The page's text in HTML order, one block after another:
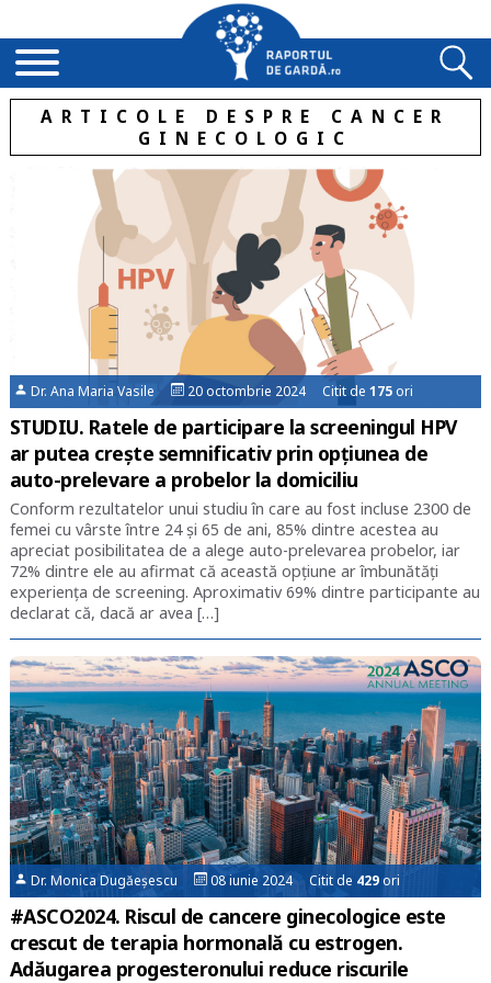
ARTICOLE DESPRE CANCER
GINECOLOGIC
Dr. Ana Maria Vasile 20 octombrie 2024 Citit de175 ori
STUDIU. Ratele de participare la screeningul HPV
ar putea crește semnificativ prin opțiunea de
auto-prelevare a probelor la domiciliu
Conform rezultatelor unui studiu în care au fost incluse 2300 de
femei cu vârste între 24 și 65 de ani, 85% dintre acestea au
apreciat posibilitatea de a alege auto-prelevarea probelor, iar
72% dintre ele au afirmat că această opțiune ar îmbunătăți
experiența de screening. Aproximativ 69% dintre participante au
declarat că, dacă ar avea […]
Dr. Monica Dugăeșescu 08 iunie 2024 Citit de 429ori
#ASCO2024. Riscul de cancere ginecologice este
crescut de terapia hormonală cu estrogen.
Adăugarea progesteronului reduce riscurile